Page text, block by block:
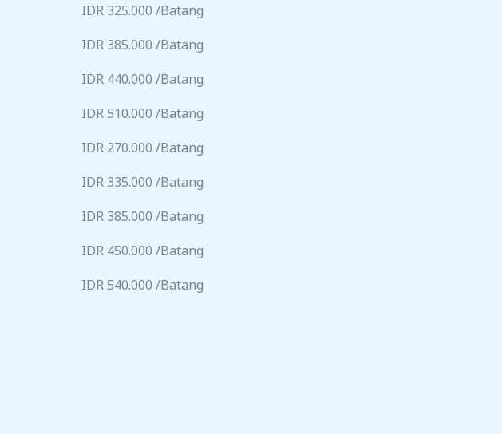
IDR 325.000 /Batang
IDR 385.000 /Batang
IDR 440.000 /Batang
IDR 510.000 /Batang
IDR 270.000 /Batang
IDR 335.000 /Batang
IDR 385.000 /Batang
IDR 450.000 /Batang
IDR 540.000 /Batang